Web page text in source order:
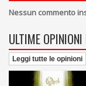
Nessun commento
ULTIME OPINIONI
Leggi tutte le opinioni